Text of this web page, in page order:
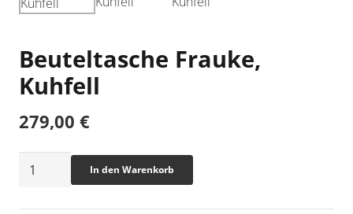
Beuteltasche Frauke,
Kuhfell
279,00 €
Beuteltasche
Frauke,
In den Warenkorb